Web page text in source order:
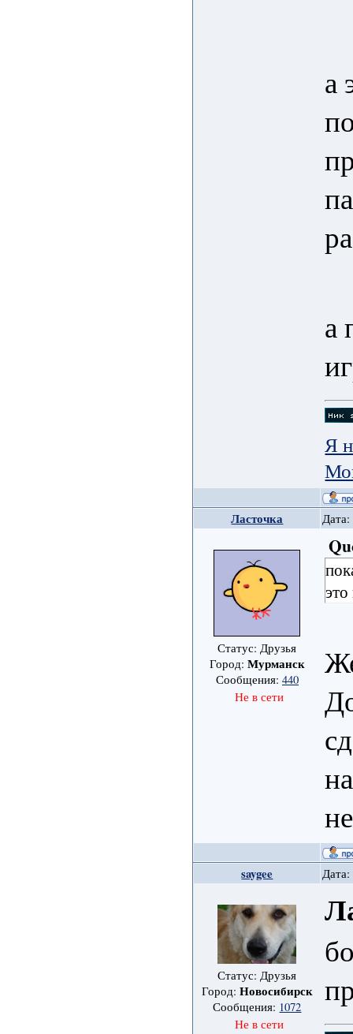
а
а
Я
Ласточка Дата:
Статус: Друзья
Город: Мурманск
Сообщения: 440
Не в сети
это
saygee
Статус: Друзья
Город: Новосибирск
Сообщения: 1072
Не в сети